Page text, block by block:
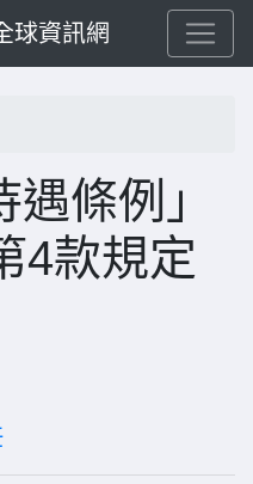
球資訊網
條例」
4款規定